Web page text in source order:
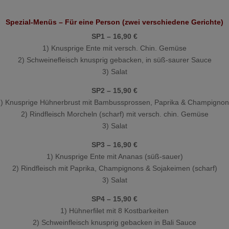
Spezial-Menüs – Für eine Person (zwei verschiedene Gerichte)
SP1 – 16,90 €
1) Knusprige Ente mit versch. Chin. Gemüse
2) Schweinefleisch knusprig gebacken, in süß-saurer Sauce
3) Salat
SP2 – 15,90 €
Knusprige Hühnerbrust mit Bambussprossen, Paprika &
2) Rindfleisch Morcheln (scharf) mit versch. chin. Gemüse
3) Salat
SP3 – 16,90 €
1) Knusprige Ente mit Ananas (süß-sauer)
2) Rindfleisch mit Paprika, Champignons & Sojakeimen (scharf)
3) Salat
SP4 – 15,90 €
1) Hühnerfilet mit 8 Kostbarkeiten
2) Schweinfleisch knusprig gebacken in Bali Sauce